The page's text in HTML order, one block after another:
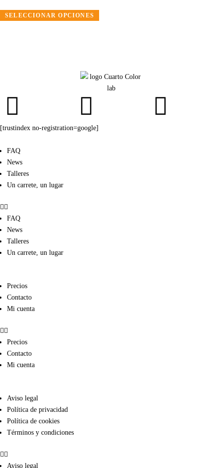
SELECCIONAR OPCIONES
[trustindex no-registration=google]
FAQ
News
Talleres
Un carrete, un lugar
FAQ
News
Talleres
Un carrete, un lugar
Precios
Contacto
Mi cuenta
Precios
Contacto
Mi cuenta
Aviso legal
Política de privacidad
Política de cookies
Términos y condiciones
Aviso legal